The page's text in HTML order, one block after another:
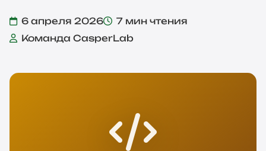
6 апреля 2026
7 мин чтения
Команда CasperLab